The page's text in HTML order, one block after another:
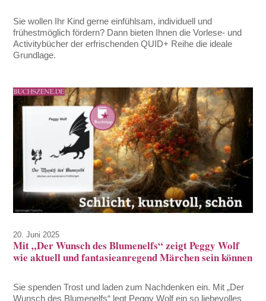
Sie wollen Ihr Kind gerne einfühlsam, individuell und
frühestmöglich fördern? Dann bieten Ihnen die Vorlese- und
Activitybücher der erfrischenden QUID+ Reihe die ideale
Grundlage.
20. Juni 2025
Mit „Der Wunsch des Blumenelfs“ zeigt Peggy Wolf
wie aktuell und fantasieanregend Märchen sein können
Sie spenden Trost und laden zum Nachdenken ein. Mit „Der
Wunsch des Blumenelfs“ legt Peggy Wolf ein so liebevolles